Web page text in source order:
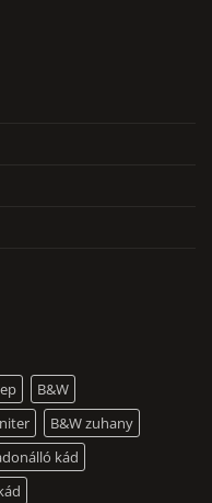
B&W
B&W zuhany
kád